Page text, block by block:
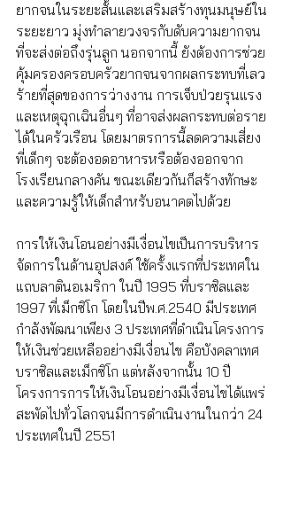
ยากจนในระยะสั้นและเสริมสร้างทุนมนุษย์ใน
ระยะยาว มุ่งทำลายวงจรกับดับความยากจน
ที่จะส่งต่อถึงรุ่นลูก นอกจากนี้ ยังต้องการช่วย
คุ้มครองครอบครัวยากจนจากผลกระทบที่เลว
ร้ายที่สุดของการว่างงาน การเจ็บป่วยรุนแรง
และเหตุฉุกเฉินอื่นๆ ที่อาจส่งผลกระทบต่อราย
ได้ในครัวเรือน โดยมาตรการนี้ลดความเสี่ยง
ที่เด็กๆ จะต้องอดอาหารหรือต้องออกจาก
โรงเรียนกลางคัน ขณะเดียวกันก็สร้างทักษะ
และความรู้ให้เด็กสำหรับอนาคตไปด้วย
การให้เงินโอนอย่างมีเงื่อนไขเป็นการบริหาร
จัดการในด้านอุปสงค์ ใช้ครั้งแรกที่ประเทศใน
แถบลาตินอเมริกา ในปี 1995 ที่บราซิลและ
1997 ที่เม็กซิโก โดยในปีพ.ศ.2540 มีประเทศ
กำลังพัฒนาเพียง 3 ประเทศที่ดำเนินโครงการ
ให้เงินช่วยเหลืออย่างมีเงื่อนไข คือบังคลาเทศ
บราซิลและเม็กซิโก แต่หลังจากนั้น 10 ปี
โครงการการให้เงินโอนอย่างมีเงื่อนไขได้แพร่
สะพัดไปทั่วโลกจนมีการดำเนินงานในกว่า 24
ประเทศในปี 2551